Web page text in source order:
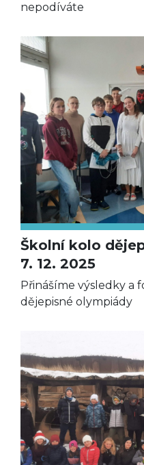
nepodíváte
Školní kolo
7. 12. 2025
Přinášíme výsledky a
dějepisné olympiády